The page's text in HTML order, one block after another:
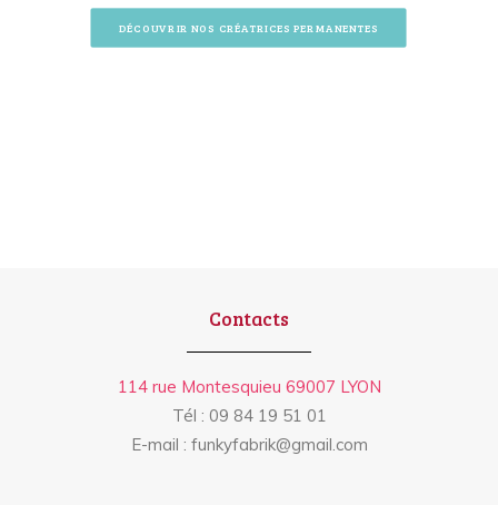
DÉCOUVRIR NOS CRÉATRICES PERMANENTES
Contacts
114 rue Montesquieu 69007 LYON
Tél : 09 84 19 51 01
E-mail : funkyfabrik@gmail.com